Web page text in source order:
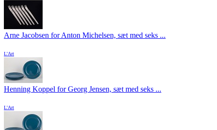
Arne Jacobsen for Anton Michelsen, sæt med seks ...
L'Art
Henning Koppel for Georg Jensen, sæt med seks ...
L'Art